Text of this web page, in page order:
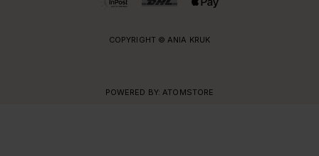
COPYRIGHT © ANIA KRUK
POWERED BY: ATOMSTORE